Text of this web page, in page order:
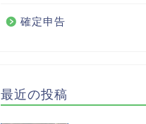
確定申告
最近の投稿